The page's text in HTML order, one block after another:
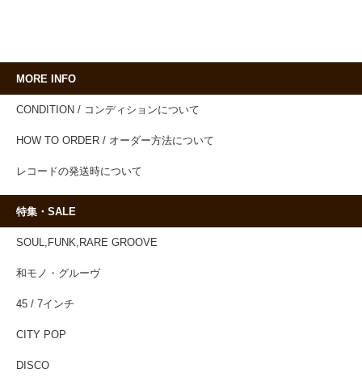
MORE INFO
CONDITION / コンディションについて
HOW TO ORDER / オーダー方法について
レコードの発送時について
特集・SALE
SOUL,FUNK,RARE GROOVE
和モノ・グルーヴ
45 / 7インチ
CITY POP
DISCO